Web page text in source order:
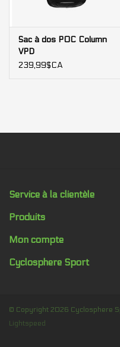
Sac à dos POC Column
VPD
239,99$CA
Service à la clientèle
Produits
Mon compte
Cyclosphere Sport
© Copyright 2026 Cyclosphere
Lightspeed